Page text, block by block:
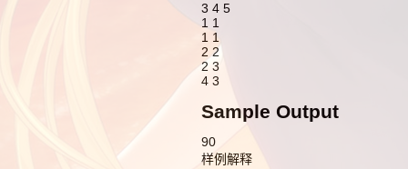
3 4 5
1 1
1 1
2 2
2 3
4 3
Sample Output
90
样例解释